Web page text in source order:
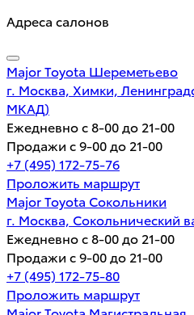
Адреса салонов
Major Toyota Шереметьево
г. Москва, Химки,
МКАД)
Ежедневно с 8-00 до 21-00
Продажи с 9-00 до 21-00
+7 (495) 172-75-76
Проложить маршрут
Major Toyota Сокольники
г. Москва, Сокольнический
Ежедневно с 8-00 до 21-00
Продажи с 9-00 до 21-00
+7 (495) 172-75-80
Проложить маршрут